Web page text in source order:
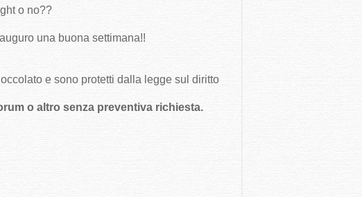
o no??
una buona settimana!!
e sono protetti dalla legge sul diritto
o altro senza preventiva richiesta.